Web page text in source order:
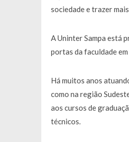
sociedade e trazer
A Uninter Sampa está
portas da faculdade
Há muitos anos
como na região
aos cursos de
técnicos.